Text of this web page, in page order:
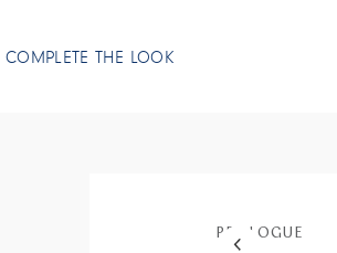
COMPLETE THE LOOK
PROLOGUE